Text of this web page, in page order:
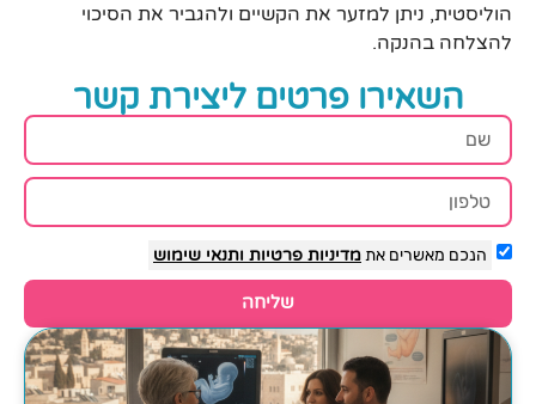
הוליסטית, ניתן למזער את הקשיים ולהגביר את הסיכוי
להצלחה בהנקה.
השאירו פרטים ליצירת קשר
הנכם מאשרים אתמדיניות פרטיות ותנאי שימוש
שליחה